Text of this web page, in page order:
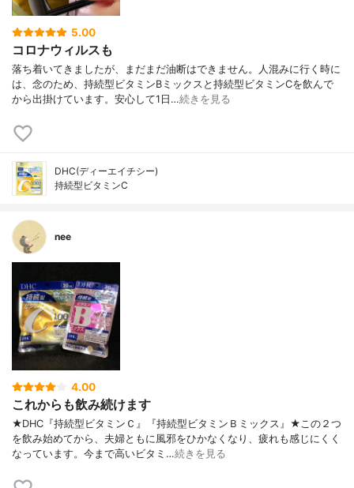
5.00
コロナウィルスも
落ち着いてきましたが、まだまだ油断はできません。人混みに行く時に
は、念のため、持続型ビタミンBミックスと持続型ビタミンCを飲んで
から出掛けています。安心して1日…続きを見る
DHC(ディーエイチシー)
持続型ビタミンC
nee
4.00
これからも飲み続けます
★DHC『持続型ビタミンＣ』『持続型ビタミンＢミックス』★この２つ
を飲み始めてから、夫婦ともに風邪をひかなくなり、疲れも感じにくく
なっています。今まで高いビタミ…続きを見る